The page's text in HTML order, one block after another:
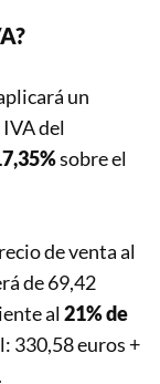
un
del
sobre el
de venta al
de 69,42
al 21% de
330,58 euros +